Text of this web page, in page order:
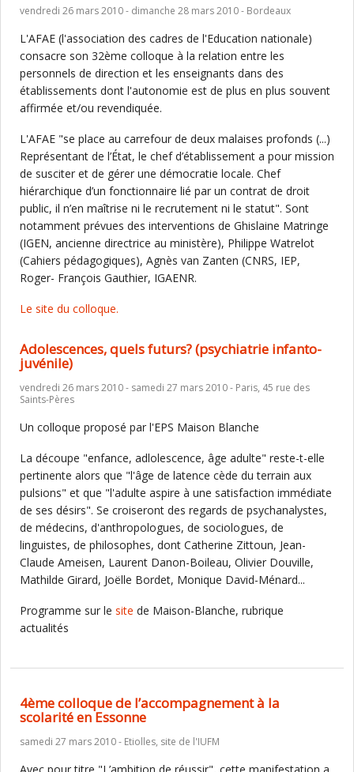
vendredi 26 mars 2010 - dimanche 28 mars 2010 - Bordeaux
L'AFAE (l'association des cadres de l'Education nationale)
consacre son 32ème colloque à la relation entre les
personnels de direction et les enseignants dans des
établissements dont l'autonomie est de plus en plus souvent
affirmée et/ou revendiquée.
L'AFAE "se place au carrefour de deux malaises profonds (...)
Représentant de l’État, le chef d’établissement a pour mission
de susciter et de gérer une démocratie locale. Chef
hiérarchique d’un fonctionnaire lié par un contrat de droit
public, il n’en maîtrise ni le recrutement ni le statut". Sont
notamment prévues des interventions de Ghislaine Matringe
(IGEN, ancienne directrice au ministère), Philippe Watrelot
(Cahiers pédagogiques), Agnès van Zanten (CNRS, IEP,
Roger- François Gauthier, IGAENR.
Le site du colloque.
Adolescences, quels futurs? (psychiatrie infanto-
juvénile)
vendredi 26 mars 2010 - samedi 27 mars 2010 - Paris, 45 rue des
Saints-Pères
Un colloque proposé par l'EPS Maison Blanche
La découpe "enfance, adlolescence, âge adulte" reste-t-elle
pertinente alors que "l'âge de latence cède du terrain aux
pulsions" et que "l'adulte aspire à une satisfaction immédiate
de ses désirs". Se croiseront des regards de psychanalystes,
de médecins, d'anthropologues, de sociologues, de
linguistes, de philosophes, dont Catherine Zittoun, Jean-
Claude Ameisen, Laurent Danon-Boileau, Olivier Douville,
Mathilde Girard, Joëlle Bordet, Monique David-Ménard...
Programme sur le site de Maison-Blanche, rubrique
actualités
4ème colloque de l’accompagnement à la
scolarité en Essonne
samedi 27 mars 2010 - Etiolles, site de l'IUFM